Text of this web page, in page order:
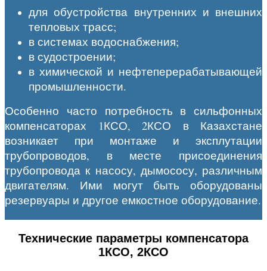
для обустройства внутренних и внешних
тепловых трасс;
в системах водоснабжения;
в судостроении;
в химической и нефтеперерабатывающей
промышленности.
Особенно часто потребность в сильфонных
компенсаторах 1КСО, 2КСО в Казахстане
возникает при монтаже и эксплутации
трубопроводов, в месте присоединения
трубопровода к насосу, дымососу, различным
двигателям. Ими могут быть оборудованы
резервуары и другое емкостное оборудование.
Технические параметры компенсатора
1КСО, 2КСО